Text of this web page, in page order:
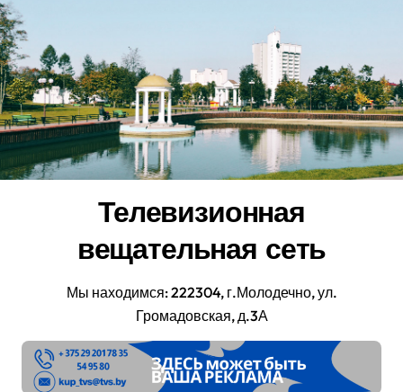
Перейти
к
содержанию
Телевизионная
вещательная сеть
Мы находимся: 222304, г.Молодечно, ул.
Громадовская, д.3А